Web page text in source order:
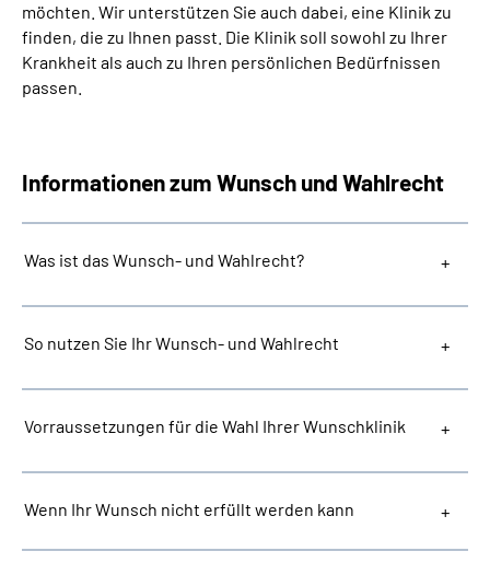
Suche
möchten. Wir unterstützen Sie auch dabei, eine Klinik zu
finden, die zu Ihnen passt. Die Klinik soll sowohl zu Ihrer
Krankheit als auch zu Ihren persönlichen Bedürfnissen
passen.
Informationen zum Wunsch und Wahlrecht
Was ist das Wunsch- und Wahlrecht?
So nutzen Sie Ihr Wunsch- und Wahlrecht
Vorraussetzungen für die Wahl Ihrer Wunschklinik
Wenn Ihr Wunsch nicht erfüllt werden kann